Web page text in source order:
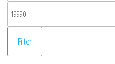
Filter